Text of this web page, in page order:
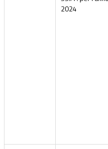
2024